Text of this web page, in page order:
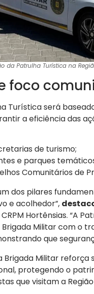
da Patrulha Turística na
foco
Turística será
a eficiência das
de turismo;
e parques
Comunitários de
dos pilares
e acolhedor”,
Hortênsias. “A
Militar com o
que
Brigada Militar
protegendo o
que visitam a